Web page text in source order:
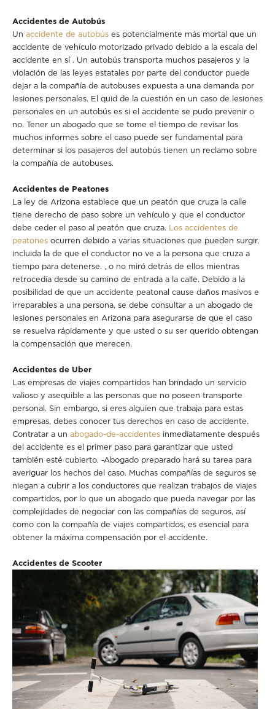
Accidentes de Autobús
Un accidente de autobús es potencialmente más mortal que un
accidente de vehículo motorizado privado debido a la escala del
accidente en sí . Un autobús transporta muchos pasajeros y la
violación de las leyes estatales por parte del conductor puede
dejar a la compañía de autobuses expuesta a una demanda por
lesiones personales. El quid de la cuestión en un caso de lesiones
personales en un autobús es si el accidente se pudo prevenir o
no. Tener un abogado que se tome el tiempo de revisar los
muchos informes sobre el caso puede ser fundamental para
determinar si los pasajeros del autobús tienen un reclamo sobre
la compañía de autobuses.
Accidentes de Peatones
La ley de Arizona establece que un peatón que cruza la calle
tiene derecho de paso sobre un vehículo y que el conductor
debe ceder el paso al peatón que cruza. Los accidentes de
peatones ocurren debido a varias situaciones que pueden surgir,
incluida la de que el conductor no ve a la persona que cruza a
tiempo para detenerse. , o no miró detrás de ellos mientras
retrocedía desde su camino de entrada a la calle. Debido a la
posibilidad de que un accidente peatonal cause daños masivos e
irreparables a una persona, se debe consultar a un abogado de
lesiones personales en Arizona para asegurarse de que el caso
se resuelva rápidamente y que usted o su ser querido obtengan
la compensación que merecen.
Accidentes de Uber
Las empresas de viajes compartidos han brindado un servicio
valioso y asequible a las personas que no poseen transporte
personal. Sin embargo, si eres alguien que trabaja para estas
empresas, debes conocer tus derechos en caso de accidente.
Contratar a un abogado-de-accidentes inmediatamente después
del accidente es el primer paso para garantizar que usted
también esté cubierto. -Abogado preparado hará su tarea para
averiguar los hechos del caso. Muchas compañías de seguros se
niegan a cubrir a los conductores que realizan trabajos de viajes
compartidos, por lo que un abogado que pueda navegar por las
complejidades de negociar con las compañías de seguros, así
como con la compañía de viajes compartidos, es esencial para
obtener la máxima compensación por el accidente.
Accidentes de Scooter